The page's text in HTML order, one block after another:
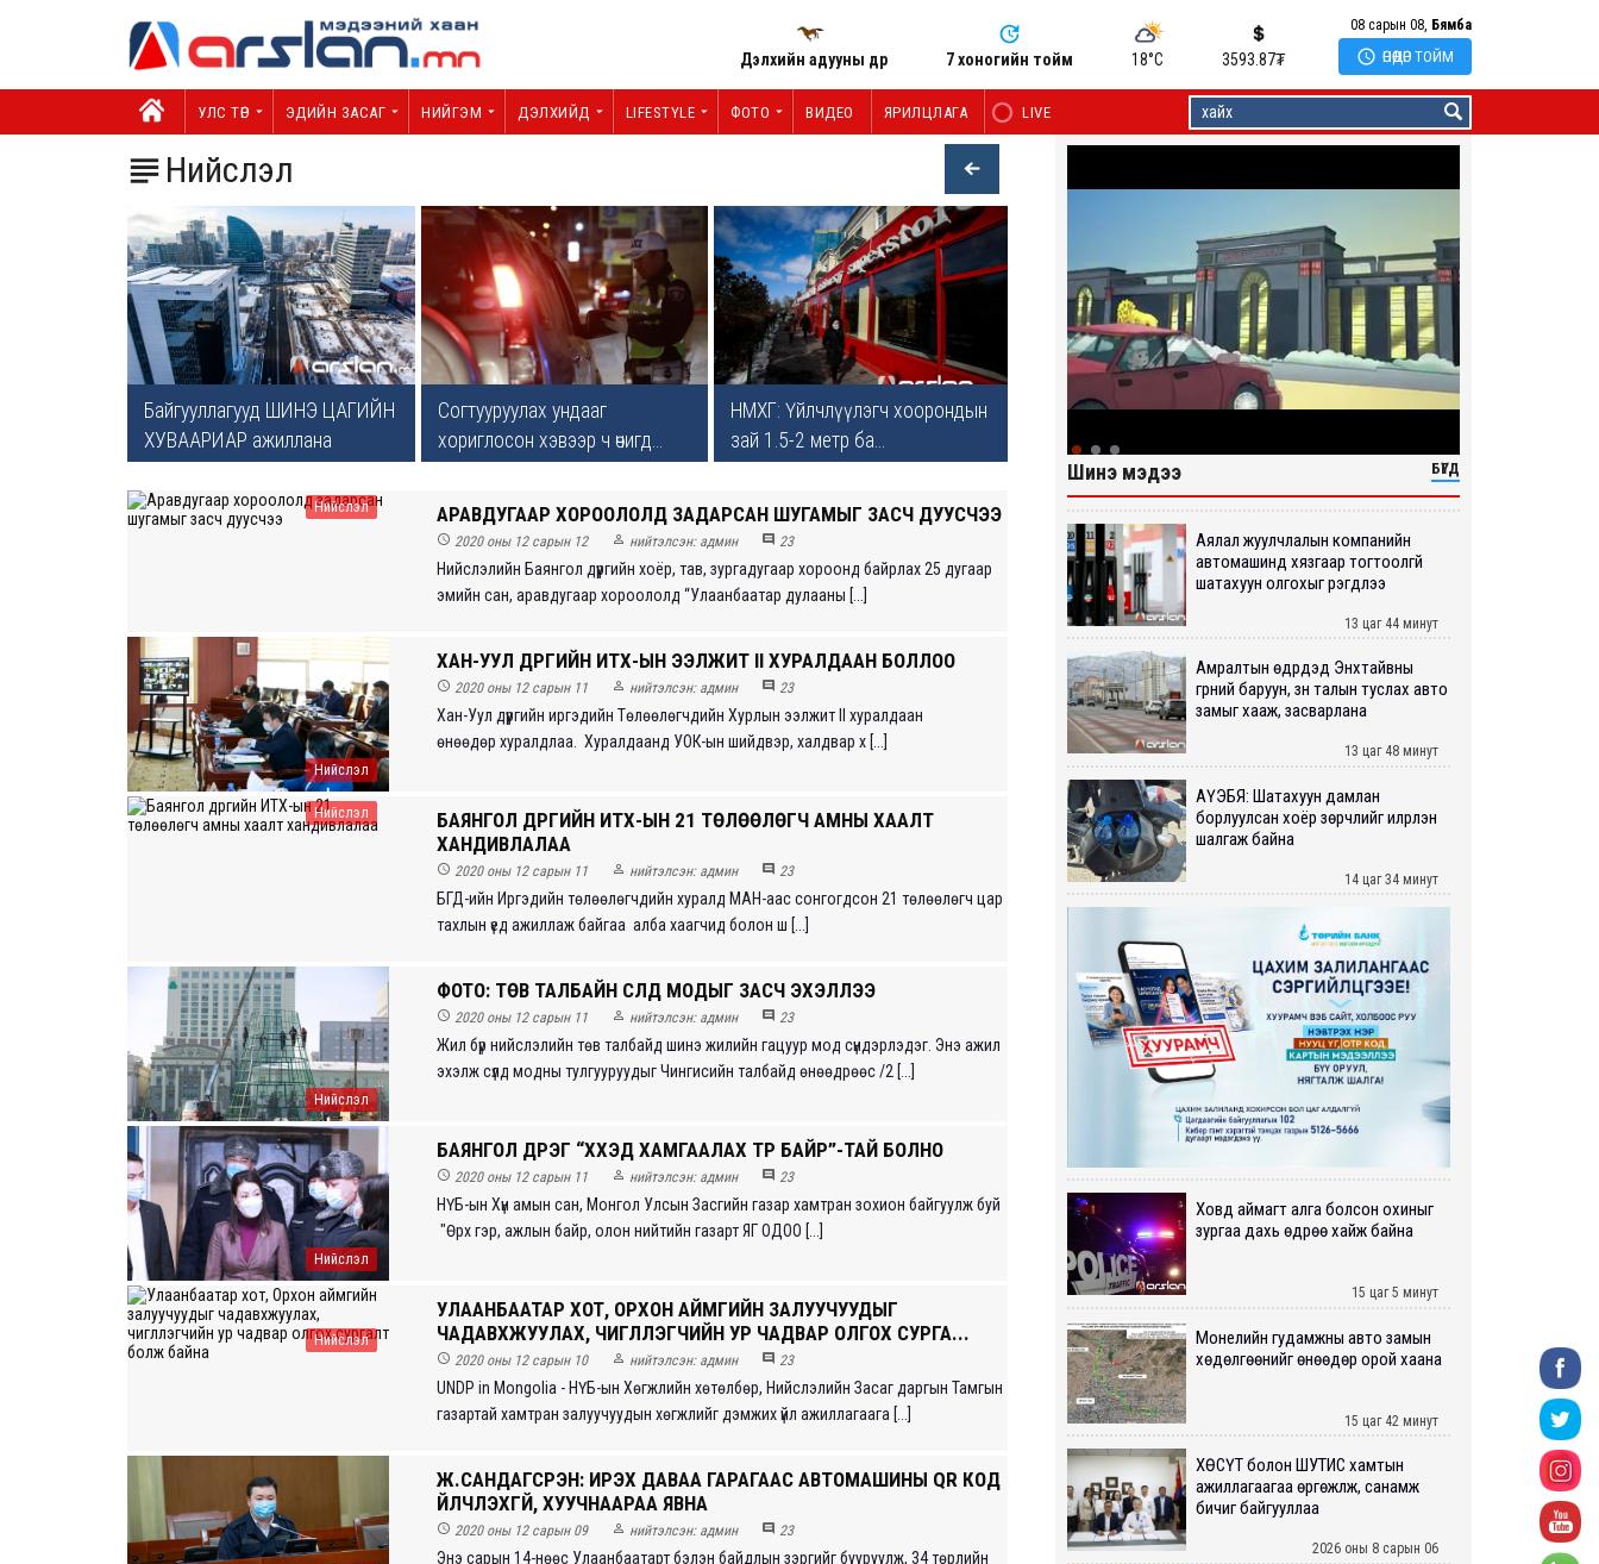
Дэлхийн адууны өдөр 7 хоногийн тойм 18°C 3593.87₮
08 сарын 08, Бямба
 ӨНӨӨДӨР ТОЙМ
УЛС ТӨР ЭДИЙН ЗАСАГ НИЙГЭМ ДЭЛХИЙД LIFESTYLE ФОТО ВИДЕО ЯРИЛЦЛАГА LIVE
 Нийслэл
Байгууллагууд ШИНЭ ЦАГИЙН
ХУВААРИАР ажиллана
Согтууруулах ундааг
хориглосон хэвээр ч өчигд...
НМХГ: Үйлчлүүлэгч хоорондын
зай 1.5-2 метр ба...
Нийслэл АРАВДУГААР ХОРООЛОЛД ЗАДАРСАН ШУГАМЫГ ЗАСЧ ДУУСЧЭЭ
 2020 оны 12 сарын 12  нийтэлсэн: админ  23
Нийслэлийн Баянгол дүүргийн хоёр, тав, зургадугаар хороонд байрлах 25 дугаар
эмийн сан, аравдугаар хороололд “Улаанбаатар дулааны [...]
Нийслэл
ХАН-УУЛ ДҮҮРГИЙН ИТХ-ЫН ЭЭЛЖИТ II ХУРАЛДААН БОЛЛОО
 2020 оны 12 сарын 11  нийтэлсэн: админ  23
Хан-Уул дүүргийн иргэдийн Төлөөлөгчдийн Хурлын ээлжит II хуралдаан
өнөөдөр хуралдлаа. Хуралдаанд УОК-ын шийдвэр, халдвар х [...]
Нийслэл
БАЯНГОЛ ДҮҮРГИЙН ИТХ-ЫН 21 ТӨЛӨӨЛӨГЧ АМНЫ ХААЛТ
ХАНДИВЛАЛАА
 2020 оны 12 сарын 11  нийтэлсэн: админ  23
БГД-ийн Иргэдийн төлөөлөгчдийн хуралд МАН-аас сонгогдсон 21 төлөөлөгч цар
тахлын үед ажиллаж байгаа алба хаагчид болон ш [...]
Нийслэл
ФОТО: ТӨВ ТАЛБАЙН СҮЛД МОДЫГ ЗАСЧ ЭХЭЛЛЭЭ
 2020 оны 12 сарын 11  нийтэлсэн: админ  23
Жил бүр нийслэлийн төв талбайд шинэ жилийн гацуур мод сүндэрлэдэг. Энэ ажил
эхэлж сүлд модны тулгууруудыг Чингисийн талбайд өнөөдрөөс /2 [...]
Нийслэл
БАЯНГОЛ ДҮҮРЭГ “ХҮҮХЭД ХАМГААЛАХ ТҮР БАЙР”-ТАЙ БОЛНО
 2020 оны 12 сарын 11  нийтэлсэн: админ  23
НҮБ-ын Хүн амын сан, Монгол Улсын Засгийн газар хамтран зохион байгуулж буй
"Өрх гэр, ажлын байр, олон нийтийн газарт ЯГ ОДОО [...]
Нийслэл
УЛААНБААТАР ХОТ, ОРХОН АЙМГИЙН ЗАЛУУЧУУДЫГ
ЧАДАВХЖУУЛАХ, ЧИГЛҮҮЛЭГЧИЙН УР ЧАДВАР ОЛГОХ СУРГА...
 2020 оны 12 сарын 10  нийтэлсэн: админ  23
UNDP in Mongolia - НҮБ-ын Хөгжлийн хөтөлбөр, Нийслэлийн Засаг даргын Тамгын
газартай хамтран залуучуудын хөгжлийг дэмжих үйл ажиллагаага [...]
Ж.САНДАГСҮРЭН: ИРЭХ ДАВАА ГАРАГААС АВТОМАШИНЫ QR КОД
ҮЙЛЧЛЭХГҮЙ, ХУУЧНААРАА ЯВНА
 2020 оны 12 сарын 09  нийтэлсэн: админ  23
Энэ сарын 14-нөөс Улаанбаатарт бэлэн байдлын зэргийг бууруулж, 34 төрлийн
Шинэ мэдээ БҮГД
Аялал жуулчлалын компанийн
автомашинд хязгаар тогтоолгүй
шатахуун олгохыг үүрэгдлээ
13 цаг 44 минут
Амралтын өдрүүдэд Энхтайвны
гүүрний баруун, зүүн талын туслах авто
замыг хааж, засварлана
13 цаг 48 минут
АҮЭБЯ: Шатахуун дамлан
борлуулсан хоёр зөрчлийг илрүүлэн
шалгаж байна
14 цаг 34 минут
Ховд аймагт алга болсон охиныг
зургаа дахь өдрөө хайж байна
15 цаг 5 минут
Монелийн гудамжны авто замын
хөдөлгөөнийг өнөөдөр орой хаана
15 цаг 42 минут
ХӨСҮТ болон ШУТИС хамтын
ажиллагаагаа өргөжүүлж, санамж
бичиг байгууллаа
2026 оны 8 сарын 06